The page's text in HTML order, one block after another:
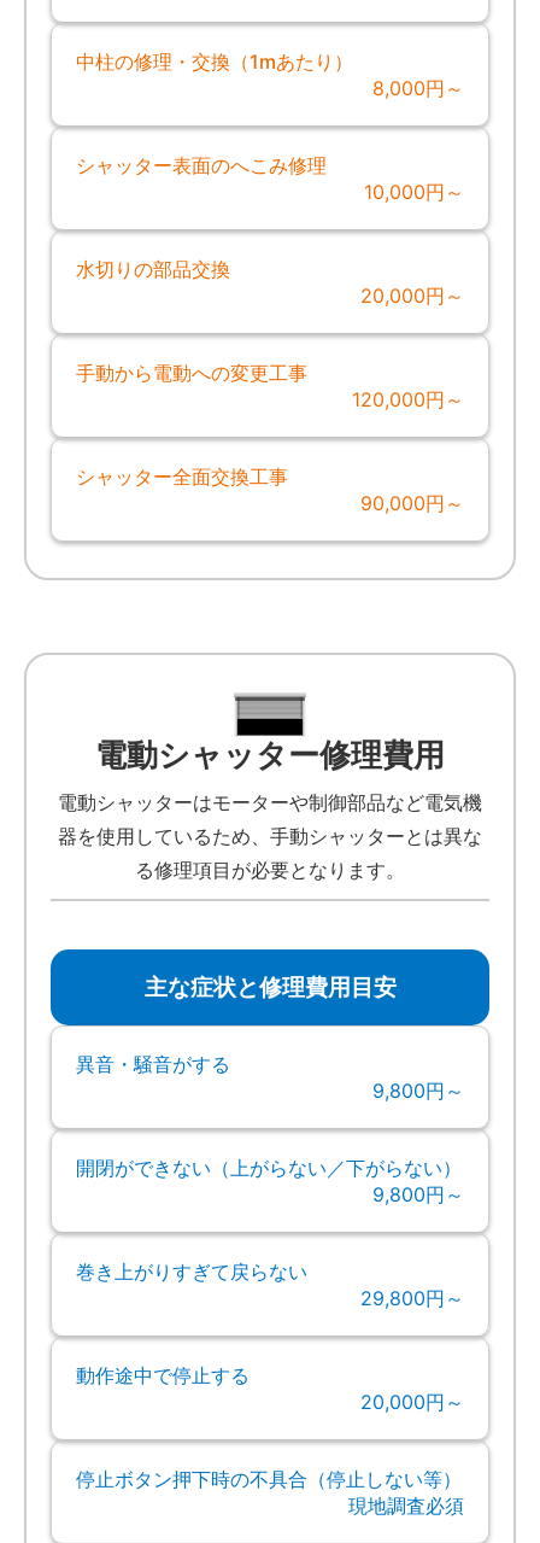
中柱の修理・交換（1mあたり）
8,000円～
シャッター表面のへこみ修理
10,000円～
水切りの部品交換
20,000円～
手動から電動への変更工事
120,000円～
シャッター全面交換工事
90,000円～
電動シャッター修理費用
電動シャッターはモーターや制御部品など電気機
器を使用しているため、手動シャッターとは異な
る修理項目が必要となります。
主な症状と修理費用目安
異音・騒音がする
9,800円～
開閉ができない（上がらない／下がらない）
9,800円～
巻き上がりすぎて戻らない
29,800円～
動作途中で停止する
20,000円～
停止ボタン押下時の不具合（停止しない等）
現地調査必須